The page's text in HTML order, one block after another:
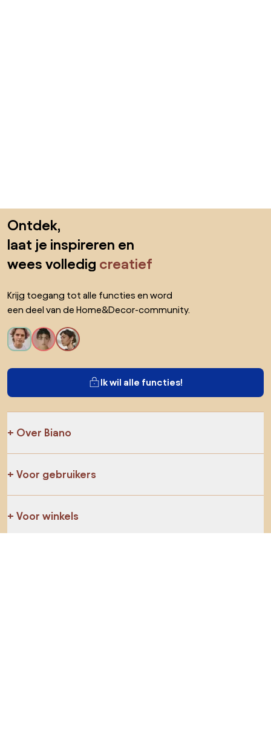
Ontdek,
laat je inspireren en
wees volledig creatief
Krijg toegang tot alle functies en word
een deel van de Home&Decor-community.
Ik wil alle functies!
Over Biano
Voor gebruikers
Voor winkels